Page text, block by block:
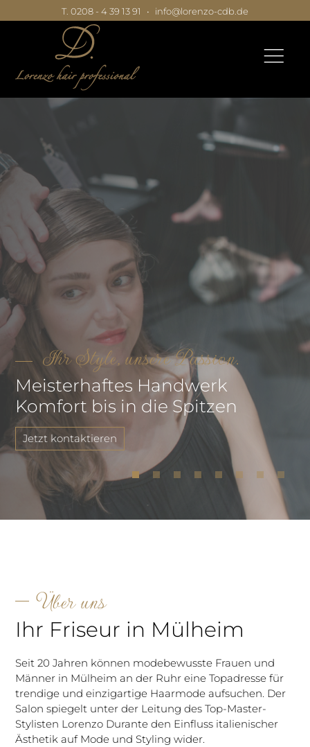
|
|
|
T. 0208 - 4 39 13 91 • info@lorenzo-cdb.de
Ihr Style, unsere Passion.
Meisterhaftes Handwerk
Komfort bis in die Spitzen
Jetzt kontaktieren
Über uns
Ihr Friseur in Mülheim
Seit 20 Jahren können modebewusste Frauen und
Männer in Mülheim an der Ruhr eine Topadresse für
trendige und einzigartige Haarmode aufsuchen. Der
Salon spiegelt unter der Leitung des Top-Master-
Stylisten Lorenzo Durante den Einfluss italienischer
Ästhetik auf Mode und Styling wider.